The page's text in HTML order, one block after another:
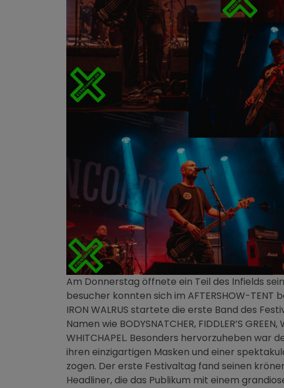
Am Donnerstag öffnete ein Teil des Infields
besucher konnten sich im AFTERSHOW-
IRON WALRUS startete die erste Band des
Namen wie BODYSNATCHER, FIDDLER’S
WHITCHAPEL. Besonders hervorzuheben war
ihren einzigartigen Masken und einer
zogen. Der erste Festivaltag fand seinen
Headliner, die das Publikum mit einem